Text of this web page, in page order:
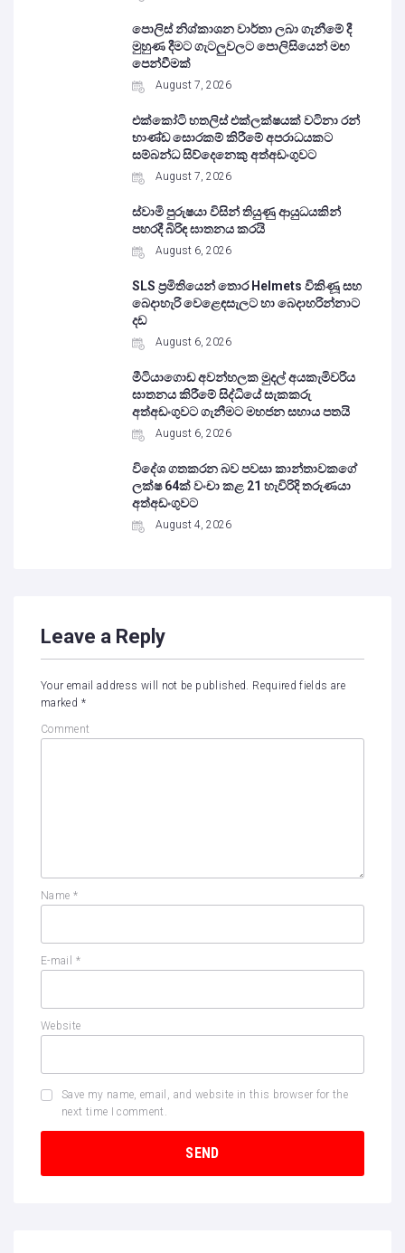
පොලිස් නිශ්කාශන වාර්තා ලබා ගැනීමේ දී
මුහුණ දීමට ගැටලුවලට පොලිසියෙන් මඟ
පෙන්වීමක්
August 7, 2026
එක්කෝටි හතලිස් එක්ලක්ෂයක් වටිනා රන්
භාණ්ඩ සොරකම් කිරීමේ අපරාධයකට
සම්බන්ධ සිව්දෙනෙකු අත්අඩංගුවට
August 7, 2026
ස්වාමි පුරුෂයා විසින් තියුණු ආයුධයකින්
පහරදී බිරිඳ ඝාතනය කරයි
August 6, 2026
SLS ප්‍රමිතියෙන් තොර Helmets විකිණූ සහ
බෙදාහැරි වෙළෙඳසැලට හා බෙදාහරින්නාට
දඩ
August 6, 2026
මීටියාගොඩ අවන්හලක මුදල් අයකැමිවරිය
ඝාතනය කිරීමේ සිද්ධියේ සැකකරු
අත්අඩංගුවට ගැනීමට මහජන සහාය පතයි
August 6, 2026
විදේශ ගතකරන බව පවසා කාන්තාවකගේ
ලක්ෂ 64ක් වංචා කළ 21 හැවිරිදි තරුණයා
අත්අඩංගුවට
August 4, 2026
Leave a Reply
Your email address will not be published. Required fields are
marked *
Comment
Name *
E-mail *
Website
Save my name, email, and website in this browser for the
next time I comment.